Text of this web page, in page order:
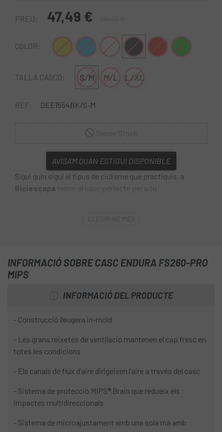
PREU: 47,49 €
COLOR: Groc Blau Blanc Negre Verd
TALLA CASCO: S/M M/L L/XL
REF: DEE1554BK/S-M
AVISA'M QUAN ESTIGUI DISPONIBLE
Sigui quin sigui el tipus de ciclisme que practiquis, a
Biciescapa tenim el casc perfecte per a tu.
carretera lleuger i ventilat amb tecnologia MIPS® Brain, que
mantenen el cap fresc en totes les condicions, mentre que
els canals de flux d'aire dirigeixen l'aire a través delCasc
Endura FS260-Pro Mips
dʻassecat ràpid i suau al tacte. A l'hora d'ajustar-te el
gràcies al sistema de microajustament amb una sola mà
amb múltiples punts d'ancoratge.
LLEGIR-NE MÉS
INFORMACIÓ SOBRE CASC ENDURA FS260-PRO
MIPS
INFORMACIÓ DEL PRODUCTE
- Construcció lleugera in-mold
- Les grans reixetes de ventilació mantenen el cap fresc en
totes les condicions
- Els canals de flux dʻaire dirigeixen lʻaire a través del casc
- Sistema de protecció MIPS® Brain que redueix els
impactes multidireccionals
- Sistema de microajustament amb una sola mà amb